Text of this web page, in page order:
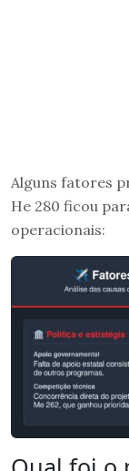
Alguns fatores
He 280 ficou
operacionais: